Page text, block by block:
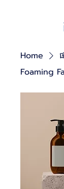
Home
Foaming